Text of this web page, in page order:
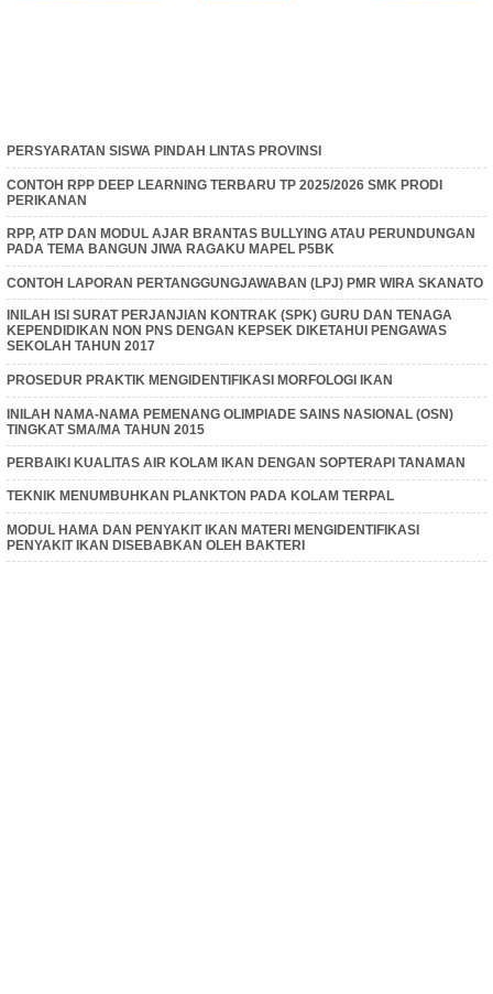
PERSYARATAN SISWA PINDAH LINTAS PROVINSI
CONTOH RPP DEEP LEARNING TERBARU TP 2025/2026 SMK PRODI
PERIKANAN
RPP, ATP DAN MODUL AJAR BRANTAS BULLYING ATAU PERUNDUNGAN
PADA TEMA BANGUN JIWA RAGAKU MAPEL P5BK
CONTOH LAPORAN PERTANGGUNGJAWABAN (LPJ) PMR WIRA SKANATO
INILAH ISI SURAT PERJANJIAN KONTRAK (SPK) GURU DAN TENAGA
KEPENDIDIKAN NON PNS DENGAN KEPSEK DIKETAHUI PENGAWAS
SEKOLAH TAHUN 2017
PROSEDUR PRAKTIK MENGIDENTIFIKASI MORFOLOGI IKAN
INILAH NAMA-NAMA PEMENANG OLIMPIADE SAINS NASIONAL (OSN)
TINGKAT SMA/MA TAHUN 2015
PERBAIKI KUALITAS AIR KOLAM IKAN DENGAN SOPTERAPI TANAMAN
TEKNIK MENUMBUHKAN PLANKTON PADA KOLAM TERPAL
MODUL HAMA DAN PENYAKIT IKAN MATERI MENGIDENTIFIKASI
PENYAKIT IKAN DISEBABKAN OLEH BAKTERI